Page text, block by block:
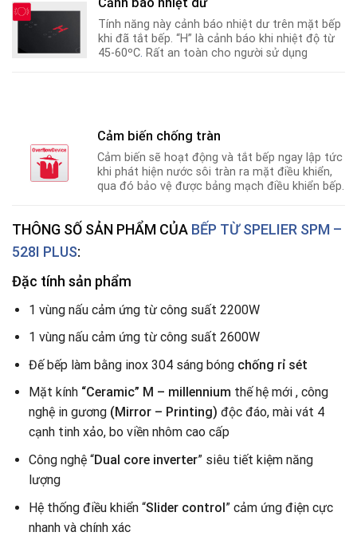
Tính năng này cảnh báo nhiệt dư trên mặt bếp
khi đã tắt bếp. “H” là cảnh báo khi nhiệt độ từ
45-60ºC. Rất an toàn cho người sử dụng
Cảm biến chống tràn
Cảm biến sẽ hoạt động và tắt bếp ngay lập tức
khi phát hiện nước sôi tràn ra mặt điều khiển,
qua đó bảo vệ được bảng mạch điều khiển bếp.
THÔNG SỐ SẢN PHẨM CỦA BẾP TỪ SPELIER SPM –
528I PLUS:
Đặc tính sản phẩm
1 vùng nấu cảm ứng từ công suất 2200W
1 vùng nấu cảm ứng từ công suất 2600W
Đế bếp làm bằng inox 304 sáng bóng chống rỉ sét
Mặt kính “Ceramic” M – millenniumthế hệ mới , công
nghệ in gương (Mirror – Printing) độc đáo, mài vát 4
cạnh tinh xảo, bo viền nhôm cao cấp
Công nghệ “Dual core inverter” siêu tiết kiệm năng
lượng
Hệ thống điều khiển “Slider control” cảm ứng điện cực
nhanh và chính xác